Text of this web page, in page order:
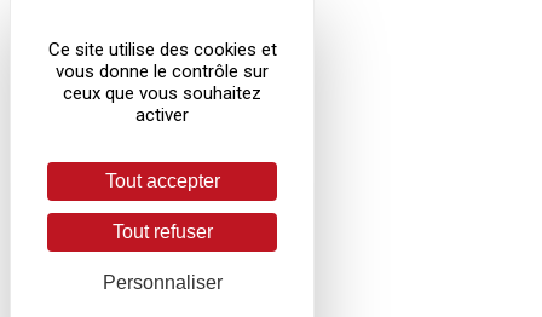
Ce site utilise des cookies et
vous donne le contrôle sur
ceux que vous souhaitez
activer
Tout accepter
Tout refuser
Personnaliser